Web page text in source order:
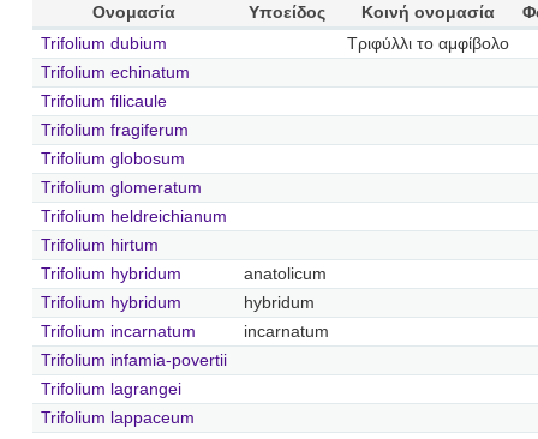
Ονομασία Υποείδος Κοινή ονομασία
Trifolium dubium
Τριφύλλι το αμφίβολο
Trifolium echinatum
Trifolium filicaule
Trifolium fragiferum
Trifolium globosum
Trifolium glomeratum
Trifolium heldreichianum
Trifolium hirtum
Trifolium hybridum
anatolicum
Trifolium hybridum
hybridum
Trifolium incarnatum
incarnatum
Trifolium infamia-povertii
Trifolium lagrangei
Trifolium lappaceum